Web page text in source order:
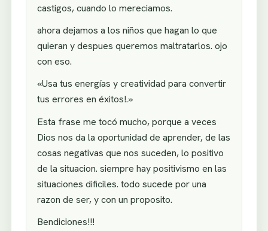
castigos, cuando lo mereciamos.
ahora dejamos a los niños que hagan lo que
quieran y despues queremos maltratarlos. ojo
con eso.
«Usa tus energías y creatividad para convertir
tus errores en éxitos!.»
Esta frase me tocó mucho, porque a veces
Dios nos da la oportunidad de aprender, de las
cosas negativas que nos suceden, lo positivo
de la situacion. siempre hay positivismo en las
situaciones dificiles. todo sucede por una
razon de ser, y con un proposito.
Bendiciones!!!